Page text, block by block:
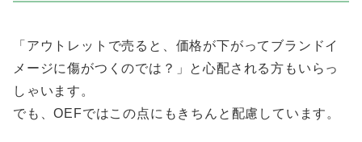
「アウトレットで売ると、価格が下がってブランドイ
メージに傷がつくのでは？」と心配される方もいらっ
しゃいます。
でも、OEFではこの点にもきちんと配慮しています。